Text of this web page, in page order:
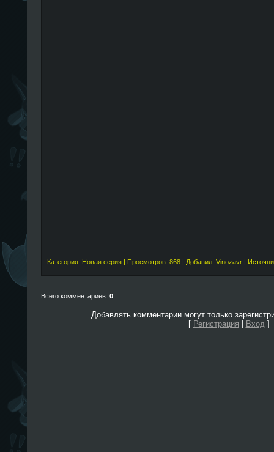
Категория: Новая серия| Просмотров: 868 | Добавил: Vinozavr|
Всего комментариев: 0
Добавлять комментарии могут только
[ Регистрация | Вход ]